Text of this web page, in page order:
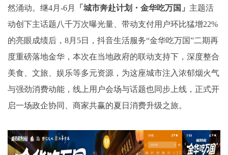
然涌动。继4月-6月
「城市奔赴计划・金华吃万国」 主题活
动创下主话题八千万次曝光量、带动支付用户环比猛增22%
的亮眼成绩后，8月5日，抖音生活服务“金华吃万国”二期再
度重磅落地金华，本次在当地政府的联动支持下，深度整合
美食、文旅、娱乐等多元资源，为这座城市注入浓郁烟火气
与强劲消费动能，线上用户会场与话题也同步上线，正式开
启一场政企协同、商家共赢的夏日消费升级之旅。